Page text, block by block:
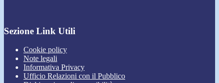
Sezione Link Utili
Cookie policy
Note legali
Informativa Privacy
Ufficio Relazioni con il Pubblico